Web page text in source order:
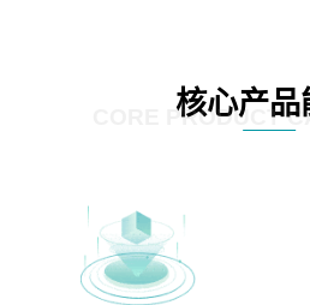
核心产品
CORE PRODUCT